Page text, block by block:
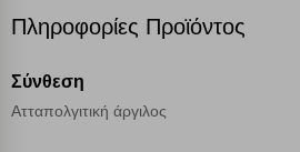
Πληροφορίες Προϊόντος
Σύνθεση
Ατταπολγιτική άργιλος
Απολύτως απαραίτητα cookies
Αποθήκευση